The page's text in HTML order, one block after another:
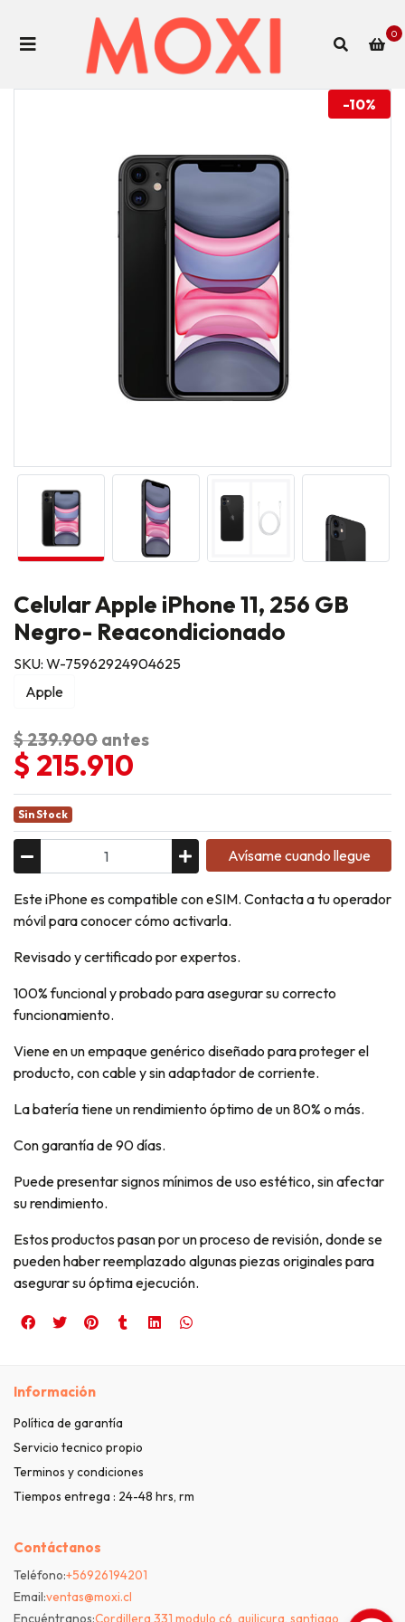
0
-10%
Celular Apple iPhone 11, 256 GB
Negro- Reacondicionado
SKU: W-75962924904625
Apple
$ 239.900 antes
$ 215.910
Sin Stock
Avísame cuando llegue
Este iPhone es compatible con eSIM. Contacta a tu operador
móvil para conocer cómo activarla.
Revisado y certificado por expertos.
100% funcional y probado para asegurar su correcto
funcionamiento.
Viene en un empaque genérico diseñado para proteger el
producto, con cable y sin adaptador de corriente.
La batería tiene un rendimiento óptimo de un 80% o más.
Con garantía de 90 días.
Puede presentar signos mínimos de uso estético, sin afectar
su rendimiento.
Estos productos pasan por un proceso de revisión, donde se
pueden haber reemplazado algunas piezas originales para
asegurar su óptima ejecución.
Información
Política de garantía
Servicio tecnico propio
Terminos y condiciones
Tiempos entrega : 24-48 hrs, rm
Contáctanos
Teléfono:+56926194201
Email:ventas@moxi.cl
Encuéntranos:Cordillera 331 modulo c6, quilicura, santiago